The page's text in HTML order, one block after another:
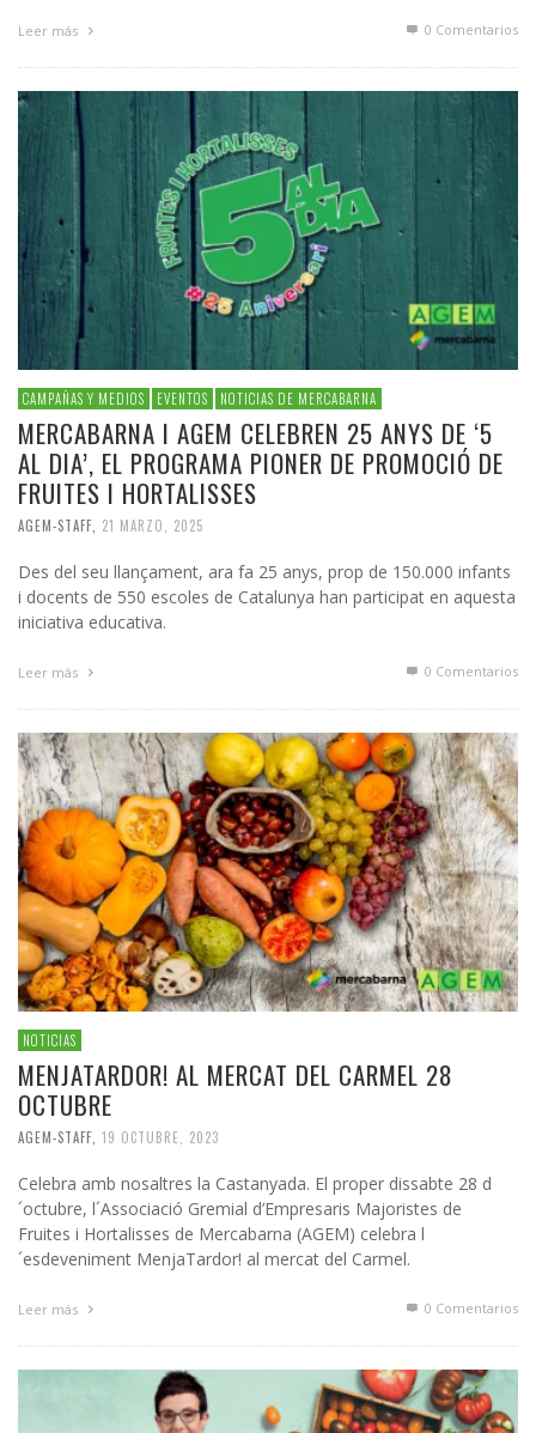
Leer más 0 Comentarios
CAMPAÑAS Y MEDIOS EVENTOS NOTICIAS DE MERCABARNA
MERCABARNA I AGEM CELEBREN 25 ANYS DE ‘5
AL DIA’, EL PROGRAMA PIONER DE PROMOCIÓ DE
FRUITES I HORTALISSES
AGEM-STAFF 21 MARZO, 2025
Des del seu llançament, ara fa 25 anys, prop de 150.000 infants
i docents de 550 escoles de Catalunya han participat en aquesta
iniciativa educativa.
Leer más 0 Comentarios
NOTICIAS
MENJATARDOR! AL MERCAT DEL CARMEL 28
OCTUBRE
AGEM-STAFF 19 OCTUBRE, 2023
Celebra amb nosaltres la Castanyada. El proper dissabte 28 d
´octubre, l´Associació Gremial d’Empresaris Majoristes de
Fruites i Hortalisses de Mercabarna (AGEM) celebra l
´esdeveniment MenjaTardor! al mercat del Carmel.
Leer más 0 Comentarios